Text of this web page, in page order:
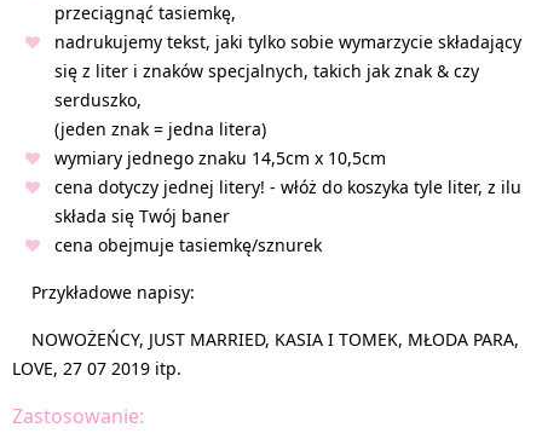
przeciągnąć tasiemkę,
nadrukujemy tekst, jaki tylko sobie wymarzycie składający
się z liter i znaków specjalnych, takich jak znak & czy
serduszko,
(jeden znak = jedna litera)
wymiary jednego znaku 14,5cm x 10,5cm
cena dotyczy jednej litery! - włóż do koszyka tyle liter, z ilu
składa się Twój baner
cena obejmuje tasiemkę/sznurek
Przykładowe napisy:
NOWOŻEŃCY, JUST MARRIED, KASIA I TOMEK, MŁODA PARA,
LOVE, 27 07 2019 itp.
Zastosowanie: